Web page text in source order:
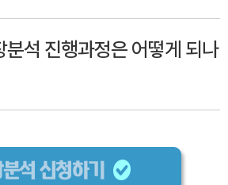
분석 진행과정은 어떻게 되나